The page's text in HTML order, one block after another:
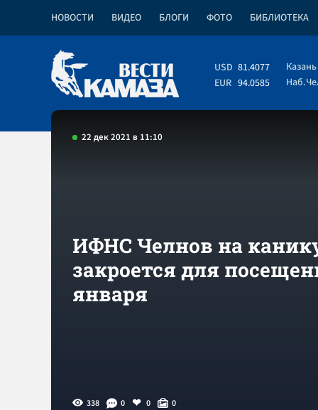
НОВОСТИ ВИДЕО БЛОГИ ФОТО БИБЛИОТЕКА
USD 81.4077
EUR 94.0585
Казань
22 дек 2021 в 11:10
ИФНС Челнов на
закроется для
января
338 0 0 0